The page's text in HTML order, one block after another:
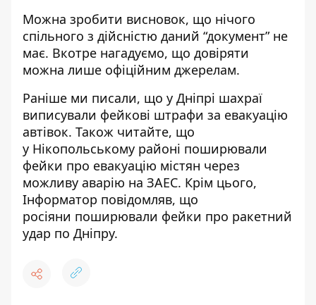
Можна зробити висновок, що нічого
спільного з дійсністю даний “документ” не
має. Вкотре нагадуємо, що довіряти
можна лише офіційним джерелам.
Раніше ми писали, що у Дніпрі шахраї
виписували фейкові штрафи за евакуацію
автівок. Також читайте, що
у Нікопольському районі поширювали
фейки про евакуацію містян через
можливу аварію на ЗАЕС. Крім цього,
Інформатор повідомляв, що
росіяни поширювали фейки про ракетний
удар по Дніпру.